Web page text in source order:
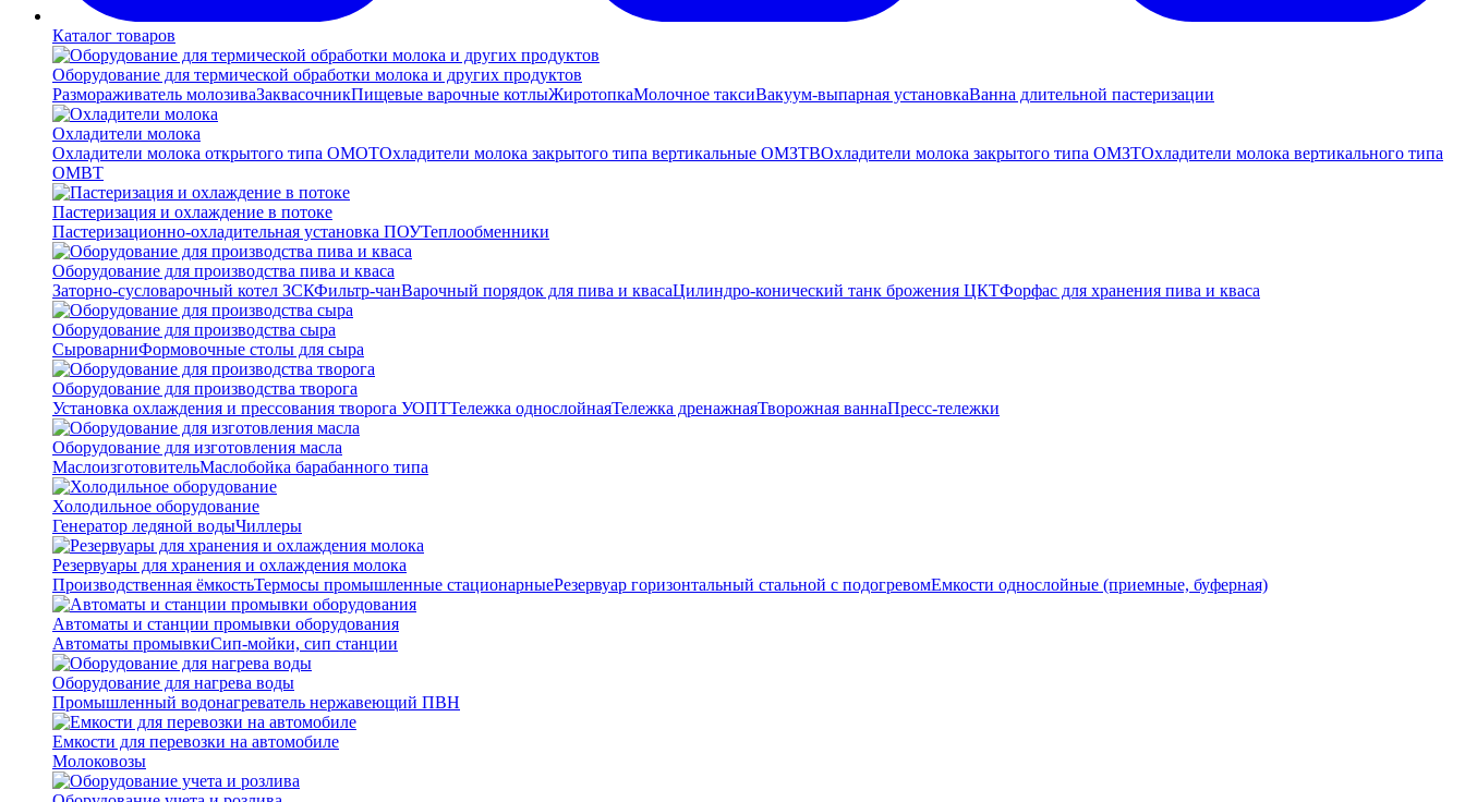
Каталог товаров
Оборудование для термической обработки молока и других продуктов
Размораживатель молозиваЗаквасочникПищевые варочные котлыЖиротопкаМолочное таксиВакуум-выпарная установкаВанна длительной пастеризации
Охладители молока
Охладители молока открытого типа ОМОТОхладители молока закрытого типа вертикальные ОМЗТВОхладители молока закрытого типа ОМЗТОхладители молока вертикального типа
ОМВТ
Пастеризация и охлаждение в потоке
Пастеризационно-охладительная установка ПОУТеплообменники
Оборудование для производства пива и кваса
Заторно-сусловарочный котел ЗСКФильтр-чанВарочный порядок для пива и квасаЦилиндро-конический танк брожения ЦКТФорфас для хранения пива и кваса
Оборудование для производства сыра
СыроварниФормовочные столы для сыра
Оборудование для производства творога
Установка охлаждения и прессования творога УОПТТележка однослойнаяТележка дренажнаяТворожная ваннаПресс-тележки
Оборудование для изготовления масла
МаслоизготовительМаслобойка барабанного типа
Холодильное оборудование
Генератор ледяной водыЧиллеры
Резервуары для хранения и охлаждения молока
Производственная ёмкостьТермосы промышленные стационарныеРезервуар горизонтальный стальной с подогревомЕмкости однослойные (приемные, буферная)
Автоматы и станции промывки оборудования
Автоматы промывкиСип-мойки, сип станции
Оборудование для нагрева воды
Промышленный водонагреватель нержавеющий ПВН
Емкости для перевозки на автомобиле
Молоковозы